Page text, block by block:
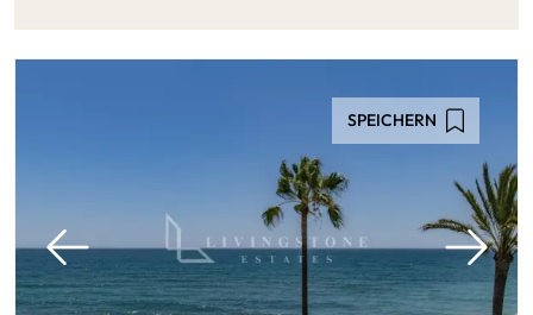
SPEICHERN